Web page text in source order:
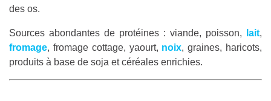
des os.
Sources abondantes de protéines : viande, poisson, lait,
fromage, fromage cottage, yaourt, noix, graines, haricots,
produits à base de soja et céréales enrichies.